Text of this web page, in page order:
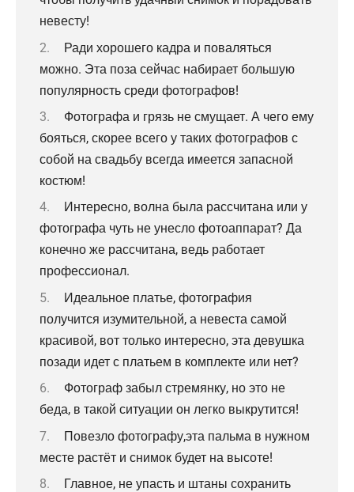
невесту!
Ради хорошего кадра и поваляться
можно. Эта поза сейчас набирает большую
популярность среди фотографов!
Фотографа и грязь не смущает. А чего ему
бояться, скорее всего у таких фотографов с
собой на свадьбу всегда имеется запасной
костюм!
Интересно, волна была рассчитана или у
фотографа чуть не унесло фотоаппарат? Да
конечно же рассчитана, ведь работает
профессионал.
Идеальное платье, фотография
получится изумительной, а невеста самой
красивой, вот только интересно, эта девушка
позади идет с платьем в комплекте или нет?
Фотограф забыл стремянку, но это не
беда, в такой ситуации он легко выкрутится!
Повезло фотографу,эта пальма в нужном
месте растёт и снимок будет на высоте!
Главное, не упасть и штаны сохранить